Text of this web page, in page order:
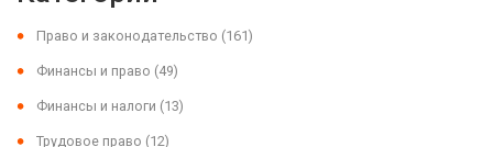
Право и законодательство (161)
Финансы и право (49)
Финансы и налоги (13)
Трудовое право (12)